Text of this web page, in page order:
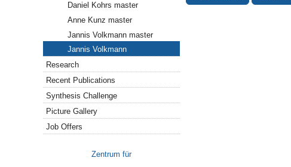
Daniel Kohrs master
Anne Kunz master
Jannis Volkmann master
Jannis Volkmann
Research
Recent Publications
Synthesis Challenge
Picture Gallery
Job Offers
Zentrum für